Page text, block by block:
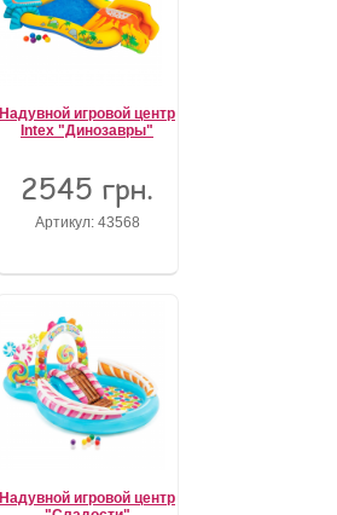
Надувной игровой центр
Intex "Динозавры"
2545 грн.
Артикул: 43568
Надувной игровой центр